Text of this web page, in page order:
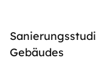
Gebäudes